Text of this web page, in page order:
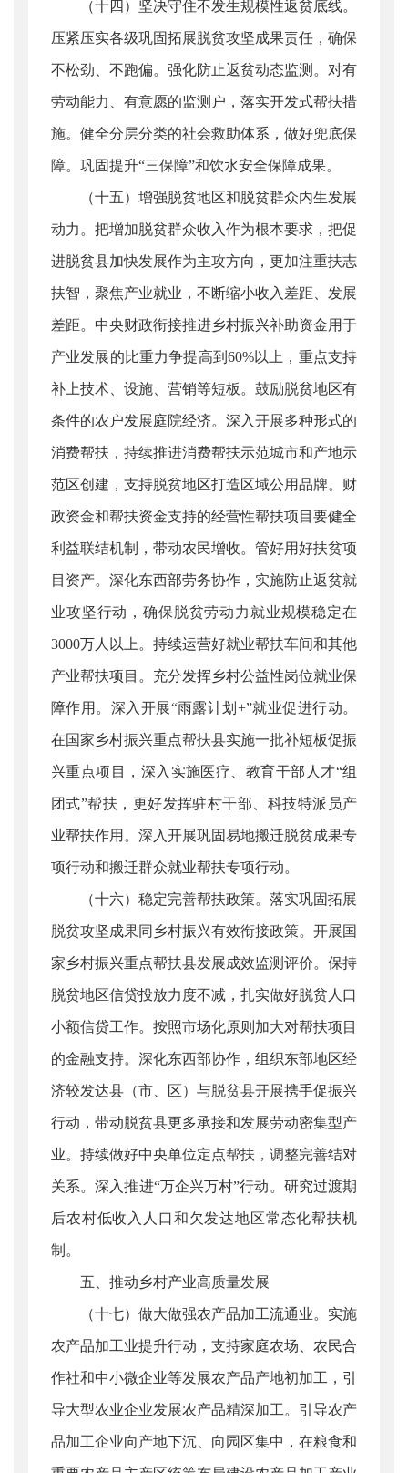
（十四）坚决守住不发生规模性返贫底线。
压紧压实各级巩固拓展脱贫攻坚成果责任，确保
不松劲、不跑偏。强化防止返贫动态监测。对有
劳动能力、有意愿的监测户，落实开发式帮扶措
施。健全分层分类的社会救助体系，做好兜底保
障。巩固提升“三保障”和饮水安全保障成果。
（十五）增强脱贫地区和脱贫群众内生发展
动力。把增加脱贫群众收入作为根本要求，把促
进脱贫县加快发展作为主攻方向，更加注重扶志
扶智，聚焦产业就业，不断缩小收入差距、发展
差距。中央财政衔接推进乡村振兴补助资金用于
产业发展的比重力争提高到60%以上，重点支持
补上技术、设施、营销等短板。鼓励脱贫地区有
条件的农户发展庭院经济。深入开展多种形式的
消费帮扶，持续推进消费帮扶示范城市和产地示
范区创建，支持脱贫地区打造区域公用品牌。财
政资金和帮扶资金支持的经营性帮扶项目要健全
利益联结机制，带动农民增收。管好用好扶贫项
目资产。深化东西部劳务协作，实施防止返贫就
业攻坚行动，确保脱贫劳动力就业规模稳定在
3000万人以上。持续运营好就业帮扶车间和其他
产业帮扶项目。充分发挥乡村公益性岗位就业保
障作用。深入开展“雨露计划+”就业促进行动。
在国家乡村振兴重点帮扶县实施一批补短板促振
兴重点项目，深入实施医疗、教育干部人才“组
团式”帮扶，更好发挥驻村干部、科技特派员产
业帮扶作用。深入开展巩固易地搬迁脱贫成果专
项行动和搬迁群众就业帮扶专项行动。
（十六）稳定完善帮扶政策。落实巩固拓展
脱贫攻坚成果同乡村振兴有效衔接政策。开展国
家乡村振兴重点帮扶县发展成效监测评价。保持
脱贫地区信贷投放力度不减，扎实做好脱贫人口
小额信贷工作。按照市场化原则加大对帮扶项目
的金融支持。深化东西部协作，组织东部地区经
济较发达县（市、区）与脱贫县开展携手促振兴
行动，带动脱贫县更多承接和发展劳动密集型产
业。持续做好中央单位定点帮扶，调整完善结对
关系。深入推进“万企兴万村”行动。研究过渡期
后农村低收入人口和欠发达地区常态化帮扶机
制。
五、推动乡村产业高质量发展
（十七）做大做强农产品加工流通业。实施
农产品加工业提升行动，支持家庭农场、农民合
作社和中小微企业等发展农产品产地初加工，引
导大型农业企业发展农产品精深加工。引导农产
品加工企业向产地下沉、向园区集中，在粮食和